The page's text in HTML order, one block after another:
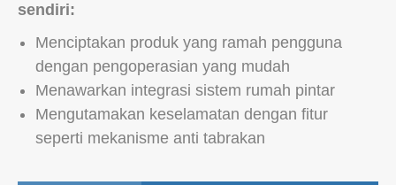
sendiri:
Menciptakan produk yang ramah pengguna
dengan pengoperasian yang mudah
Menawarkan integrasi sistem rumah pintar
Mengutamakan keselamatan dengan fitur
seperti mekanisme anti tabrakan